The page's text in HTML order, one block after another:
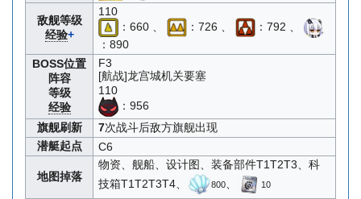
敌舰等级
经验+
110
：660 、
：726 、
：792 、
：890
BOSS位置
阵容
等级
经验
F3
[航战]龙宫城机关要塞
110
：956
旗舰刷新
7次战斗后敌方旗舰出现
潜艇起点
C6
地图掉落
物资、舰船、设计图、装备部件T1T2T3、科
技箱T1T2T3T4、
800、 10